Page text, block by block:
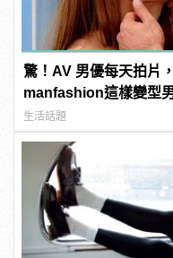
驚！AV 男優每天拍片
manfashion這樣變型
生活話題